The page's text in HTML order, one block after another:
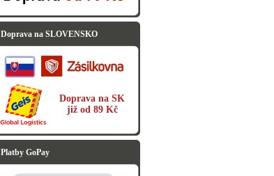
Doprava na SLOVENSKO
Doprava na SK
již od 89 Kč
Platby GoPay